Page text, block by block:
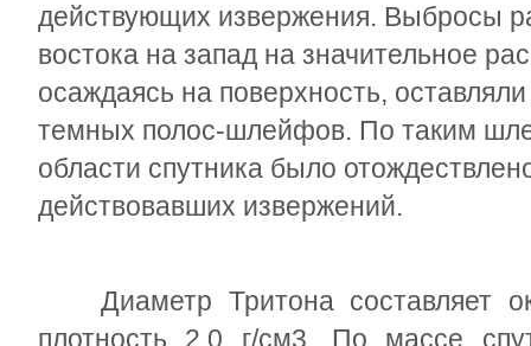
действующих извержения. Выбросы
востока на запад на значительное
осаждаясь на поверхность,
темных полос-шлейфов. По таким
области спутника было
действовавших извержений.
Диаметр Тритона составляет
плотность 2,0 г/см3 . По массе